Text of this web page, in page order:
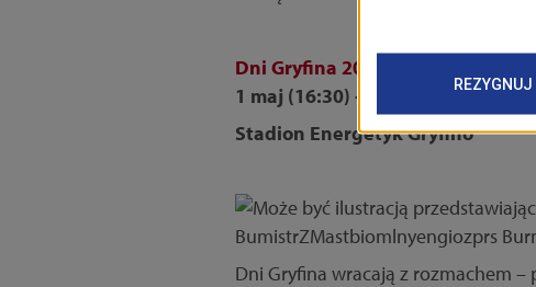
Dni Gryfina 2026
1 maj (16:30) - 3 maja (15:00)
Stadion Energetyk Gryfino
Dni Gryfina wracają z rozmachem